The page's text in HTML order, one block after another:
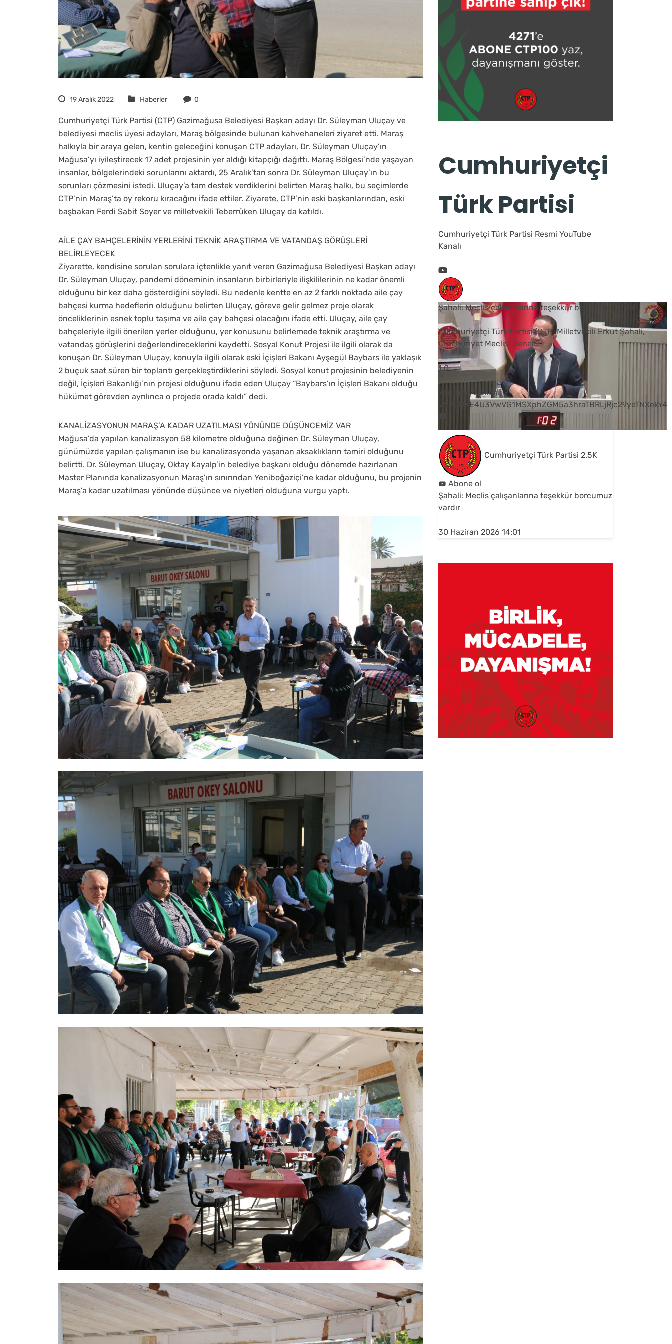
19 Aralık 2022 Haberler 0
Cumhuriyetçi Türk Partisi (CTP) Gazimağusa Belediyesi Başkan adayı Dr. Süleyman Uluçay ve
belediyesi meclis üyesi adayları, Maraş bölgesinde bulunan kahvehaneleri ziyaret etti. Maraş
halkıyla bir araya gelen, kentin geleceğini konuşan CTP adayları, Dr. Süleyman Uluçay’ın
Mağusa’yı iyileştirecek 17 adet projesinin yer aldığı kitapçığı dağıttı. Maraş Bölgesi’nde yaşayan
insanlar, bölgelerindeki sorunlarını aktardı, 25 Aralık’tan sonra Dr. Süleyman Uluçay’ın bu
sorunları çözmesini istedi. Uluçay’a tam destek verdiklerini belirten Maraş halkı, bu seçimlerde
CTP’nin Maraş’ta oy rekoru kıracağını ifade ettiler. Ziyarete, CTP’nin eski başkanlarından, eski
başbakan Ferdi Sabit Soyer ve milletvekili Teberrüken Uluçay da katıldı.
AİLE ÇAY BAHÇELERİNİN YERLERİNİ TEKNİK ARAŞTIRMA VE VATANDAŞ GÖRÜŞLERİ
BELİRLEYECEK
Ziyarette, kendisine sorulan sorulara içtenlikle yanıt veren Gazimağusa Belediyesi Başkan adayı
Dr. Süleyman Uluçay, pandemi döneminin insanların birbirleriyle ilişkililerinin ne kadar önemli
olduğunu bir kez daha gösterdiğini söyledi. Bu nedenle kentte en az 2 farklı noktada aile çay
bahçesi kurma hedeflerin olduğunu belirten Uluçay, göreve gelir gelmez proje olarak
önceliklerinin esnek toplu taşıma ve aile çay bahçesi olacağını ifade etti. Uluçay, aile çay
bahçeleriyle ilgili önerilen yerler olduğunu, yer konusunu belirlemede teknik araştırma ve
vatandaş görüşlerini değerlendireceklerini kaydetti. Sosyal Konut Projesi ile ilgili olarak da
konuşan Dr. Süleyman Uluçay, konuyla ilgili olarak eski İçişleri Bakanı Ayşegül Baybars ile yaklaşık
2 buçuk saat süren bir toplantı gerçekleştirdiklerini söyledi. Sosyal konut projesinin belediyenin
değil, İçişleri Bakanlığı’nın projesi olduğunu ifade eden Uluçay “Baybars’ın İçişleri Bakanı olduğu
hükümet görevden ayrılınca o projede orada kaldı” dedi.
KANALİZASYONUN MARAŞ’A KADAR UZATILMASI YÖNÜNDE DÜŞÜNCEMİZ VAR
Mağusa’da yapılan kanalizasyon 58 kilometre olduğuna değinen Dr. Süleyman Uluçay,
günümüzde yapılan çalışmanın ise bu kanalizasyonda yaşanan aksaklıkların tamiri olduğunu
belirtti. Dr. Süleyman Uluçay, Oktay Kayalp’in belediye başkanı olduğu dönemde hazırlanan
Master Planında kanalizasyonun Maraş’ın sınırından Yeniboğaziçi’ne kadar olduğunu, bu projenin
Maraş’a kadar uzatılması yönünde düşünce ve niyetleri olduğuna vurgu yaptı.
Cumhuriyetçi
Türk Partisi
Cumhuriyetçi Türk Partisi Resmi YouTube
Kanalı
Şahali: Meclis çalışanlarına teşekkür borcumuz vardır
Cumhuriyetçi Türk Partisi (CTP) Milletvekili Erkut Şahali,
Cumhuriyet Meclisi Genel...
1 0
YouTube Videosu
VVVUNXE4U3VwVG1MSXphZGM5a3hraTBRLjRjc29yeTNXekY4
Cumhuriyetçi Türk Partisi 2.5K
Abone ol
Şahali: Meclis çalışanlarına teşekkür borcumuz
vardır
30 Haziran 2026 14:01